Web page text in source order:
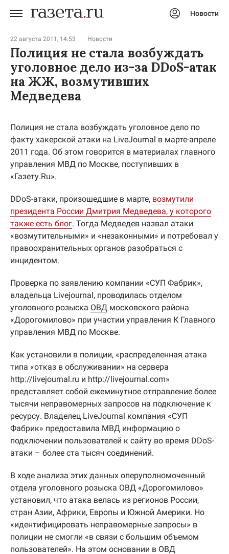
Новости
22 августа 2011, 14:53 Новости
Полиция не стала возбуждать
уголовное дело из-за DDoS-атак
на ЖЖ, возмутивших
Медведева
Полиция не стала возбуждать уголовное дело по
факту хакерской атаки на LiveJournal в марте-апреле
2011 года. Об этом говорится в материалах главного
управления МВД по Москве, поступивших в
«Газету.Ru».
DDoS-атаки, произошедшие в марте, возмутили
президента России Дмитрия Медведева, у которого
также есть блог. Тогда Медведев назвал атаки
«возмутительными» и «незаконными» и потребовал у
правоохранительных органов разобраться с
инцидентом.
Проверка по заявлению компании «СУП Фабрик»,
владельца Livejournal, проводилась отделом
уголовного розыска ОВД московского района
«Дорогомилово» при участии управления К Главного
управления МВД по Москве.
Как установили в полиции, «распределенная атака
типа «отказ в обслуживании» на сервера
http://livejournal.ru и http://livejournal.com»
представляет собой ежеминутное отправление более
тысячи неправомерных запросов на подключение к
ресурсу. Владелец LiveJournal компания «СУП
Фабрик» предоставила МВД информацию о
подключении пользователей к сайту во время DDoS-
атаки – более ста тысяч соединений.
В ходе анализа этих данных оперуполномоченный
отдела уголовного розыска ОВД «Дорогомилово»
установил, что атака велась из регионов России,
стран Азии, Африки, Европы и Южной Америки. Но
«идентифицировать неправомерные запросы» в
полиции не смогли «в связи с большим объемом
пользователей». На этом основании в ОВД